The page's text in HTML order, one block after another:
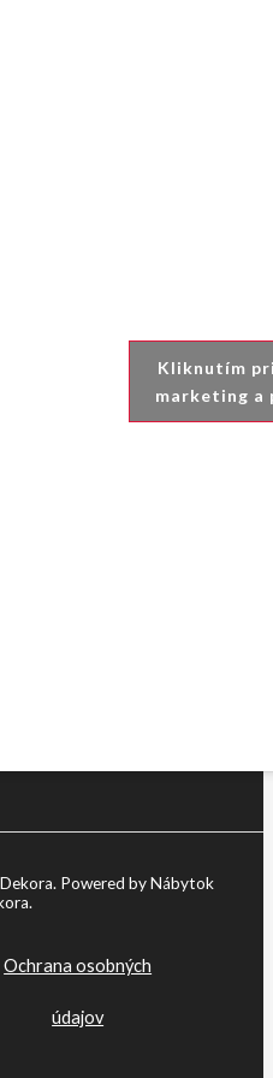
Kliknutím
marketing a
Powered by Nábytok
Ochrana osobných
údajov